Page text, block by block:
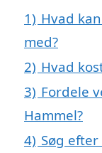
1) Hvad
med?
2) Hvad
3) Fordele
Hammel?
4) Søg